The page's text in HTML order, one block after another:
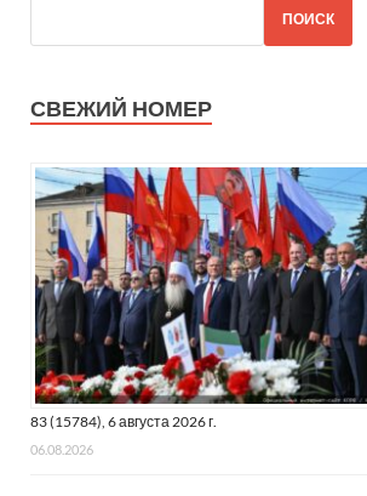
ПОИСК
СВЕЖИЙ НОМЕР
83 (15784), 6 августа 2026 г.
06.08.2026